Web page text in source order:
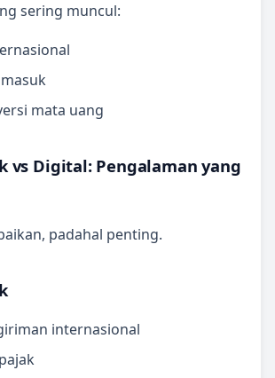
sering muncul:
mata uang
vs Digital: Pengalaman yang
padahal penting.
internasional